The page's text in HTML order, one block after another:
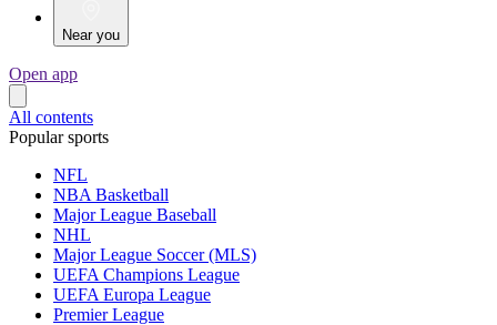
Near you
Open app
All contents
Popular sports
NFL
NBA Basketball
Major League Baseball
NHL
Major League Soccer (MLS)
UEFA Champions League
UEFA Europa League
Premier League